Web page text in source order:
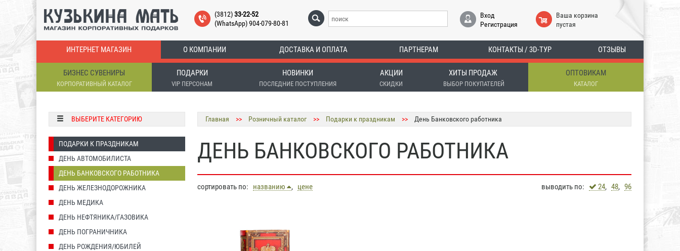
(3812)33-22-52
(WhatsApp) 904-079-80-81
Вход
Регистрация
Ваша корзина
пустая
ИНТЕРНЕТ МАГАЗИН О КОМПАНИИ ДОСТАВКА И ОПЛАТА ПАРТНЕРАМ КОНТАКТЫ / 3D-ТУР ОТЗЫВЫ
БИЗНЕС СУВЕНИРЫ
КОРПОРАТИВНЫЙ КАТАЛОГ
ПОДАРКИ
VIP ПЕРСОНАМ
НОВИНКИ
ПОСЛЕДНИЕ ПОСТУПЛЕНИЯ
АКЦИИ
СКИДКИ
ХИТЫ ПРОДАЖ
ВЫБОР ПОКУПАТЕЛЕЙ
ОПТОВИКАМ
КАТАЛОГ
ВЫБЕРИТЕ КАТЕГОРИЮ
ПОДАРКИ К ПРАЗДНИКАМ
ДЕНЬ АВТОМОБИЛИСТА
ДЕНЬ БАНКОВСКОГО РАБОТНИКА
ДЕНЬ ЖЕЛЕЗНОДОРОЖНИКА
ДЕНЬ МЕДИКА
ДЕНЬ НЕФТЯНИКА/ГАЗОВИКА
ДЕНЬ ПОГРАНИЧНИКА
ДЕНЬ РОЖДЕНИЯ/ЮБИЛЕЙ
Главная >> Розничный каталог >> Подарки к праздникам >> День Банковского работника
ДЕНЬ БАНКОВСКОГО РАБОТНИКА
сортировать по: названию , цене выводить по: 24, 48, 96